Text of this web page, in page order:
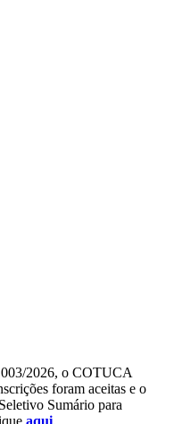
2026, o COTUCA
foram aceitas e o
Sumário para
aqui.